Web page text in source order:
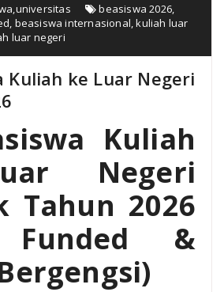
,universitas beasiswa 2026,
, beasiswa internasional,kuliah luar
luar negeri
Kuliah ke Luar Negeri
Kuliah
Negeri
Tahun 2026
Funded &